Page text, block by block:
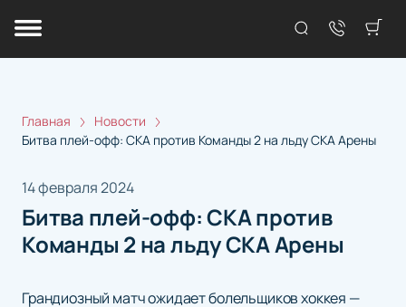
Главная
Новости
Битва плей-офф: СКА против Команды 2 на льду СКА Арены
14 февраля 2024
Битва плей-офф: СКА против
Команды 2 на льду СКА Арены
Грандиозный матч ожидает болельщиков хоккея —